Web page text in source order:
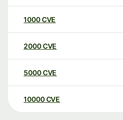
1000CVE
2000CVE
5000CVE
10000 CVE